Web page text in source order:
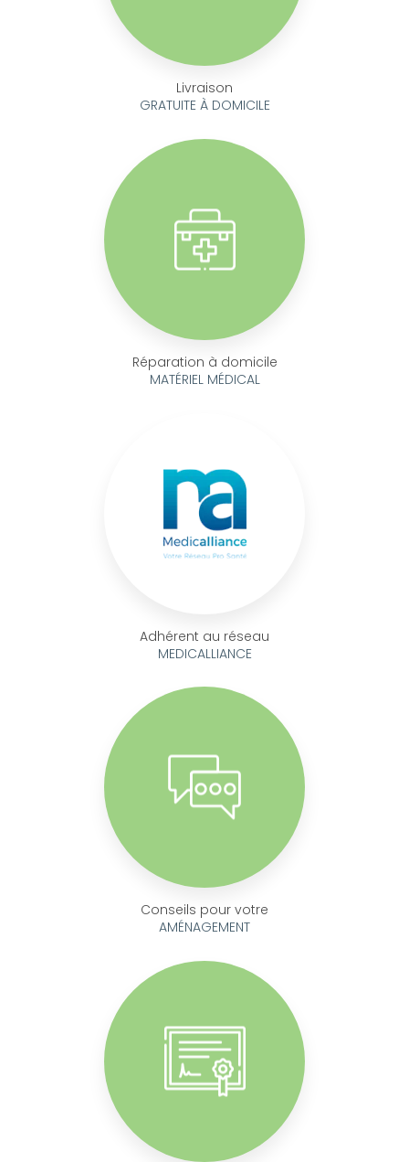
Livraison
GRATUITE À DOMICILE
Réparation à domicile
MATÉRIEL MÉDICAL
Adhérent au réseau
MEDICALLIANCE
Conseils pour votre
AMÉNAGEMENT